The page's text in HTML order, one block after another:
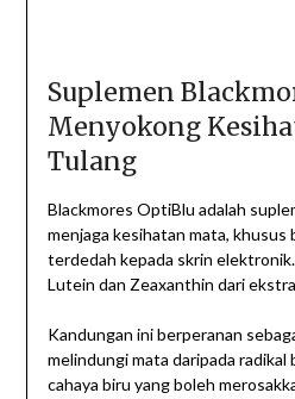
Suplemen
Menyokong
Tulang
Blackmores OptiBlu adalah
menjaga kesihatan mata, khusus
terdedah kepada skrin
Lutein dan Zeaxanthin dari
Kandungan ini berperanan
melindungi mata daripada radikal
cahaya biru yang boleh